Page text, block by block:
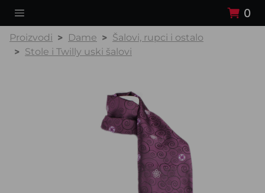
0
Proizvodi Dame
Šalovi, rupci i ostalo
Stole i Twilly uski šalovi